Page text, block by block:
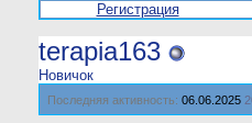
Регистрация
terapia163
Новичок
Последняя активность: 06.06.2025